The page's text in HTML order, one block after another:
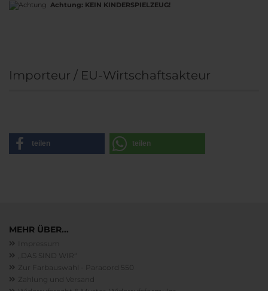
Achtung: KEIN KINDERSPIELZEUG!
Importeur / EU-Wirtschaftsakteur
teilen teilen
MEHR ÜBER...
Impressum
„DAS SIND WIR“
Zur Farbauswahl - Paracord 550
Zahlung und Versand